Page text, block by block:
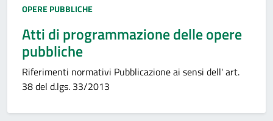
Tipo:
OPERE PUBBLICHE
Atti di programmazione delle opere
pubbliche
Riferimenti normativi Pubblicazione ai sensi dell' art.
38 del d.lgs. 33/2013